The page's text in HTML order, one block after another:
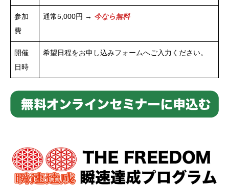
参加
費
通常5,000円 → 今なら無料
開催
日時
希望日程をお申し込みフォームへご入力ください。